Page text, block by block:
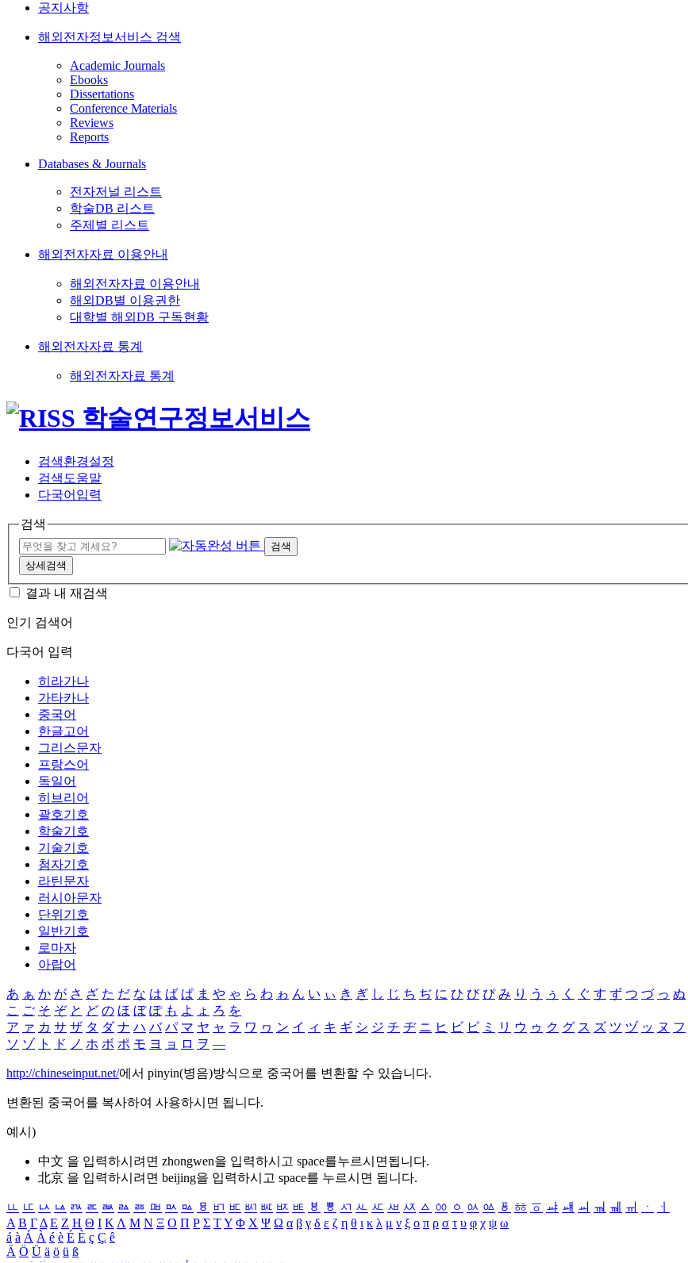
공지사항
해외전자정보서비스 검색
Academic Journals
Ebooks
Dissertations
Conference Materials
Reviews
Reports
Databases & Journals
전자저널 리스트
학술DB 리스트
주제별 리스트
해외전자자료 이용안내
해외전자자료 이용안내
해외DB별 이용권한
대학별 해외DB 구독현황
해외전자자료 통계
해외전자자료 통계
검색환경설정
검색도움말
다국어입력
검색
검색
상세검색
결과 내 재검색
인기 검색어
다국어 입력
히라가나
가타카나
중국어
한글고어
그리스문자
프랑스어
독일어
히브리어
괄호기호
학술기호
기술기호
첨자기호
라틴문자
러시아문자
단위기호
일반기호
로마자
아랍어
あ ぁ か が さ ざ た だ な は ば ぱ ま や ゃ ら わ ゎ ん い ぃ き ぎ し じ ち ぢ に ひ び ぴ み り う ぅ く ぐ す ず つ づ っ ぬ
こ ご そ ぞ と ど の ほ ぼ ぽ も よ ょ ろ を
ア ァ カ サ ザ タ ダ ナ ハ バ パ マ ヤ ャ ラ ワ ヮ ン イ ィ キ ギ シ ジ チ ヂ ニ ヒ ビ ピ ミ リ ウ ゥ ク グ ス ズ ツ ヅ ッ ヌ フ
ソ ゾ ト ド ノ ホ ボ ポ モ ヨ ョ ロ ヲ ―
http://chineseinput.net/에서 pinyin(병음)방식으로 중국어를 변환할 수 있습니다.
변환된 중국어를 복사하여 사용하시면 됩니다.
예시)
中文 을 입력하시려면 zhongwen을 입력하시고 space를누르시면됩니다.
北京 을 입력하시려면 beijing을 입력하시고 space를 누르시면 됩니다.
ㅥ ㅦ ㅧ ㅨ ㅩ ㅪ ㅫ ㅬ ㅭ ㅮ ㅯ ㅰ ㅱ ㅲ ㅳ ㅴ ㅵ ㅶ ㅷ ㅸ ㅹ ㅺ ㅻ ㅼ ㅽ ㅾ ㅿ ㆀ ㆁ ㆂ ㆃ ㆄ ㆅ ㆆ ㆇ ㆈ ㆉ ㆊ ㆋ ㆌ ㆍ
ㆎ
Α Β ΓΔ Ε Ζ Η Θ Ι ΚΛ Μ Ν Ξ Ο Π Ρ Σ ΤΥ Φ Χ Ψ Ω α β γ δ ε ζ η θ ι κ λ μ ν ξ ο π ρ σ τ υ φ χ ψ ω
á à Á À é è É È ç Ç ê
Ä Ö Ü ä ö ü ß